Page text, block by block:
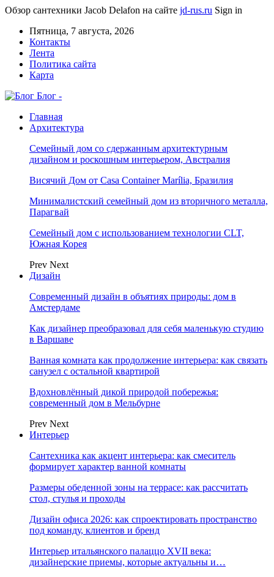
Обзор сантехники Jacob Delafon на сайте jd-rus.ru Sign in
Пятница, 7 августа, 2026
Контакты
Лента
Политика сайта
Карта
Блог -
Главная
Архитектура
Семейный дом со сдержанным архитектурным
дизайном и роскошным интерьером, Австралия
Висячий Дом от Casa Container Marília, Бразилия
Минималистский семейный дом из вторичного металла,
Парагвай
Семейный дом с использованием технологии CLT,
Южная Корея
Prev Next
Дизайн
Современный дизайн в объятиях природы: дом в
Амстердаме
Как дизайнер преобразовал для себя маленькую студию
в Варшаве
Ванная комната как продолжение интерьера: как связать
санузел с остальной квартирой
Вдохновлённый дикой природой побережья:
современный дом в Мельбурне
Prev Next
Интерьер
Сантехника как акцент интерьера: как смеситель
формирует характер ванной комнаты
Размеры обеденной зоны на террасе: как рассчитать
стол, стулья и проходы
Дизайн офиса 2026: как спроектировать пространство
под команду, клиентов и бренд
Интерьер итальянского палаццо XVII века:
дизайнерские приемы, которые актуальны и…